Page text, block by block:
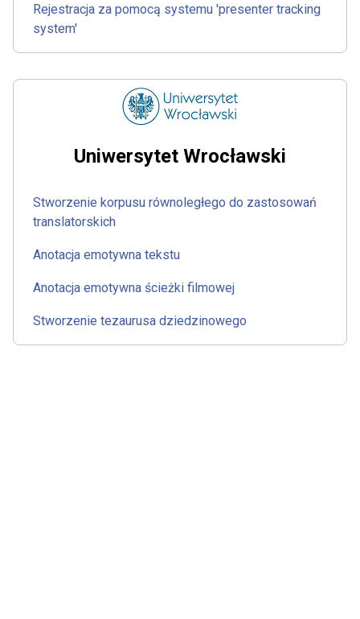
Rejestracja za pomocą systemu 'presenter tracking
system'
Uniwersytet Wrocławski
Stworzenie korpusu równoległego do zastosowań
translatorskich
Anotacja emotywna tekstu
Anotacja emotywna ścieżki filmowej
Stworzenie tezaurusa dziedzinowego